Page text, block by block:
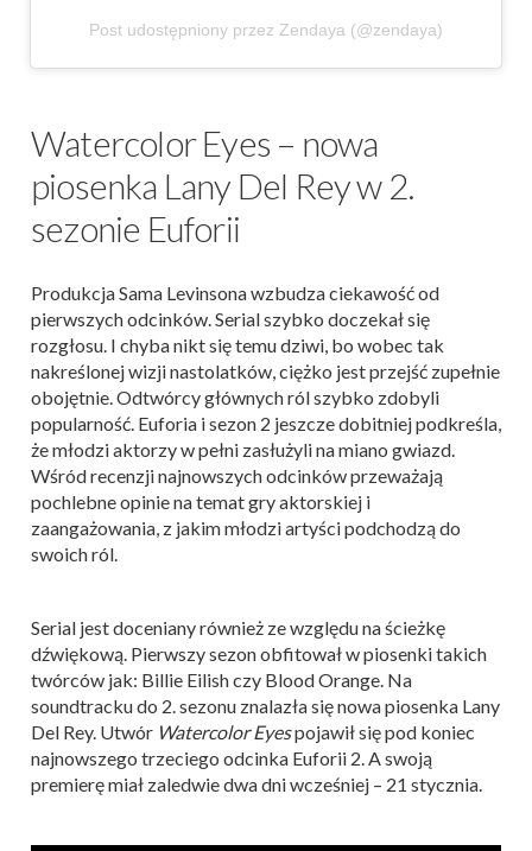
Post udostępniony przez Zendaya (@zendaya)
Watercolor Eyes – nowa
piosenka Lany Del Rey w 2.
sezonie Euforii
Produkcja Sama Levinsona wzbudza ciekawość od
pierwszych odcinków. Serial szybko doczekał się
rozgłosu. I chyba nikt się temu dziwi, bo wobec tak
nakreślonej wizji nastolatków, ciężko jest przejść zupełnie
obojętnie. Odtwórcy głównych ról szybko zdobyli
popularność. Euforia i sezon 2 jeszcze dobitniej podkreśla,
że młodzi aktorzy w pełni zasłużyli na miano gwiazd.
Wśród recenzji najnowszych odcinków przeważają
pochlebne opinie na temat gry aktorskiej i
zaangażowania, z jakim młodzi artyści podchodzą do
swoich ról.
Serial jest doceniany również ze względu na ścieżkę
dźwiękową. Pierwszy sezon obfitował w piosenki takich
twórców jak: Billie Eilish czy Blood Orange. Na
soundtracku do 2. sezonu znalazła się nowa piosenka Lany
Del Rey. Utwór Watercolor Eyespojawił się pod koniec
najnowszego trzeciego odcinka Euforii 2. A swoją
premierę miał zaledwie dwa dni wcześniej – 21 stycznia.